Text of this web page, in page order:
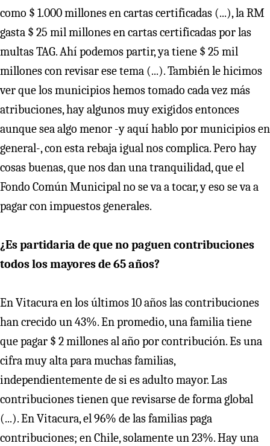
como $ 1.000 millones en cartas certificadas (...), la RM
gasta $ 25 mil millones en cartas certificadas por las
multas TAG. Ahí podemos partir, ya tiene $ 25 mil
millones con revisar ese tema (...). También le hicimos
ver que los municipios hemos tomado cada vez más
atribuciones, hay algunos muy exigidos entonces
aunque sea algo menor -y aquí hablo por municipios en
general-, con esta rebaja igual nos complica. Pero hay
cosas buenas, que nos dan una tranquilidad, que el
Fondo Común Municipal no se va a tocar, y eso se va a
pagar con impuestos generales.
¿Es partidaria de que no paguen contribuciones
todos los mayores de 65 años?
En Vitacura en los últimos 10 años las contribuciones
han crecido un 43%. En promedio, una familia tiene
que pagar $ 2 millones al año por contribución. Es una
cifra muy alta para muchas familias,
independientemente de si es adulto mayor. Las
contribuciones tienen que revisarse de forma global
(...). En Vitacura, el 96% de las familias paga
contribuciones; en Chile, solamente un 23%. Hay una